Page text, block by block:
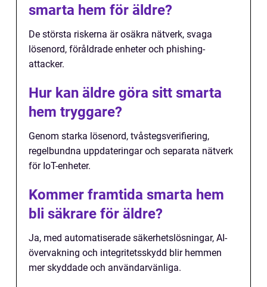
smarta hem för äldre?
De största riskerna är osäkra nätverk, svaga
lösenord, föråldrade enheter och phishing-
attacker.
Hur kan äldre göra sitt smarta
hem tryggare?
Genom starka lösenord, tvåstegsverifiering,
regelbundna uppdateringar och separata nätverk
för IoT-enheter.
Kommer framtida smarta hem
bli säkrare för äldre?
Ja, med automatiserade säkerhetslösningar, AI-
övervakning och integritetsskydd blir hemmen
mer skyddade och användarvänliga.